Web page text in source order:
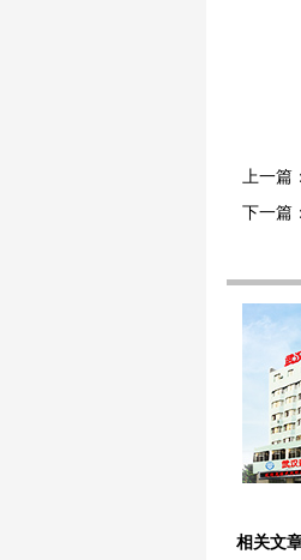
上一篇：
下一篇：
相关文